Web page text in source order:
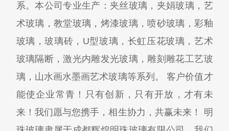
系。本公司专业生产：夹丝玻璃，夹娟玻璃，艺
术玻璃，教堂玻璃，烤漆玻璃，喷砂玻璃，彩釉
玻璃，玻璃砖，U型玻璃，长虹压花玻璃，艺术
玻璃隔断，激光内雕发光玻璃，雕刻雕花工艺玻
璃，山水画水墨画艺术玻璃等系列。 客户价值才
能使企业常青！只有创新，只有开放，才有未
来！我们愿与您携手，相生协力，共赢未来！ 明